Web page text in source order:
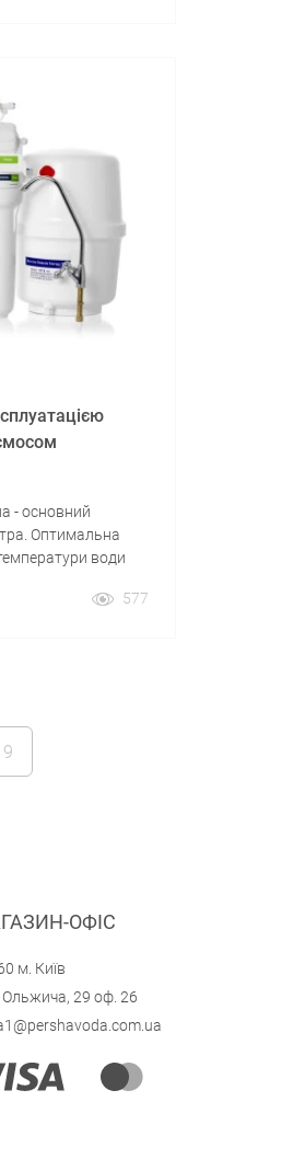
- основний
Оптимальна
води
до
577
9
ОФІС
м. Київ
Ольжича, 29 оф. 26